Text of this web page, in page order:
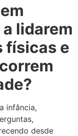
lidarem
físicas e
infância,
desde